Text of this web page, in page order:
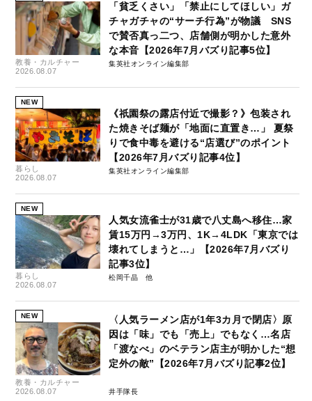
教養・カルチャー
2026.08.07
「貧乏くさい」「禁止にしてほしい」ガ
チャガチャの“サーチ行為”が物議 SNS
で賛否真っ二つ、店舗側が明かした意外
な本音【2026年7月バズり記事5位】
集英社オンライン編集部
NEW
暮らし
2026.08.07
《祇園祭の露店付近で撮影？》包装され
た焼きそば麺が「地面に直置き…」 夏祭
りで食中毒を避ける“店選び”のポイント
【2026年7月バズり記事4位】
集英社オンライン編集部
NEW
暮らし
2026.08.07
人気女流雀士が31歳で八丈島へ移住…家
賃15万円→3万円、1K→4LDK「東京では
壊れてしまうと…」【2026年7月バズり
記事3位】
松岡千晶
NEW
教養・カルチャー
2026.08.07
〈人気ラーメン店が1年3カ月で閉店〉原
因は「味」でも「売上」でもなく…名店
「渡なべ」のベテラン店主が明かした“想
定外の敵”【2026年7月バズり記事2位】
井手隊長